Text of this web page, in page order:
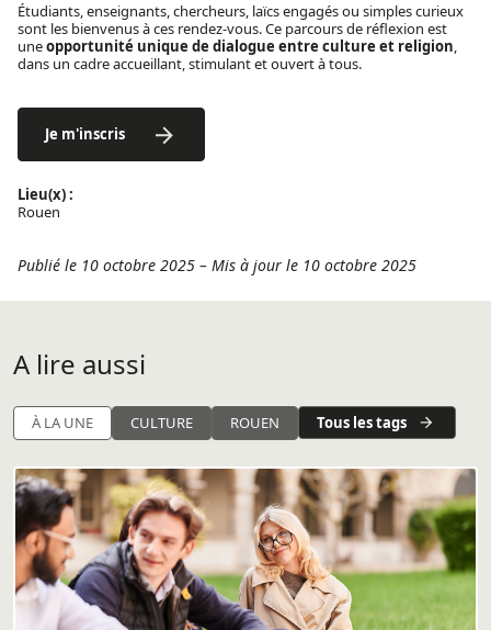
Étudiants, enseignants, chercheurs, laïcs engagés ou simples curieux
sont les bienvenus à ces rendez-vous. Ce parcours de réflexion est
uneopportunité unique de dialogue entre culture et religion,
dans un cadre accueillant, stimulant et ouvert à tous.
Je m'inscris
Lieu(x) :
Rouen
Publié le 10 octobre 2025 – Mis à jour le 10 octobre 2025
A lire aussi
À LA UNE CULTURE ROUEN Tous les tags